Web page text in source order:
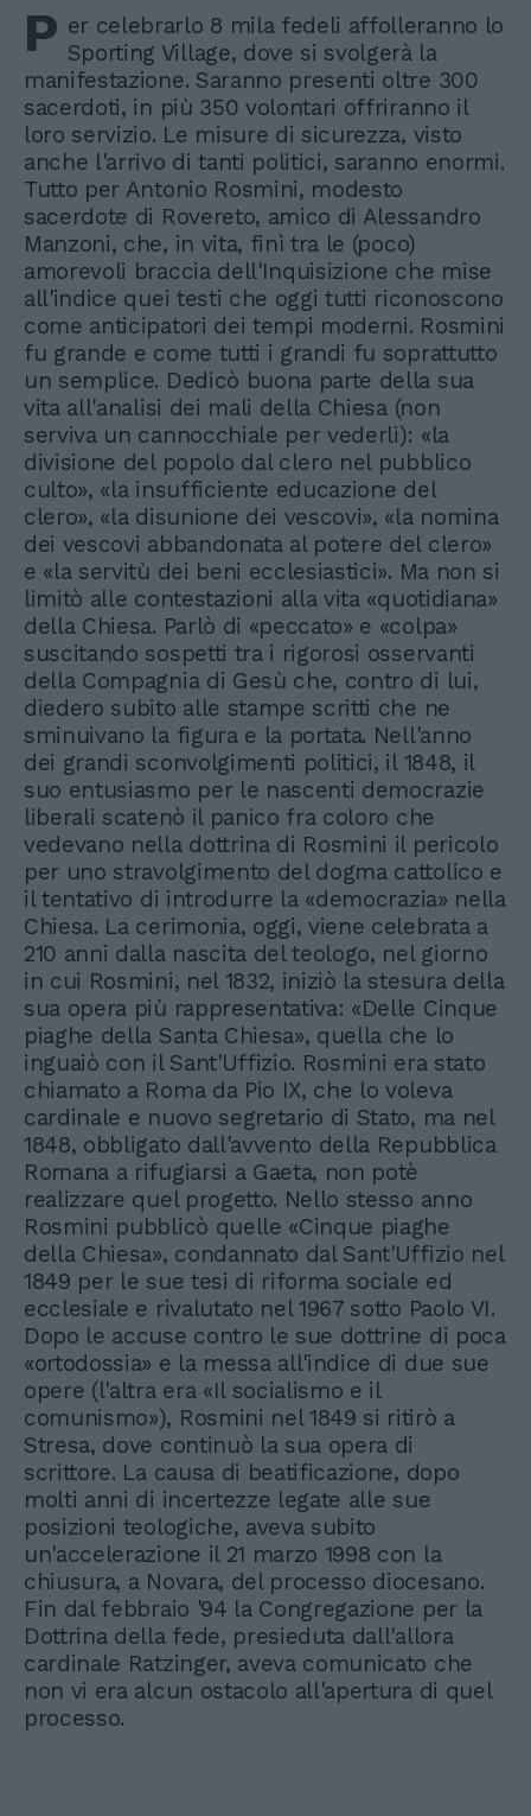
P er celebrarlo 8 mila fedeli affolleranno lo
Sporting Village, dove si svolgerà la
manifestazione. Saranno presenti oltre 300
sacerdoti, in più 350 volontari offriranno il
loro servizio. Le misure di sicurezza, visto
anche l'arrivo di tanti politici, saranno enormi.
Tutto per Antonio Rosmini, modesto
sacerdote di Rovereto, amico di Alessandro
Manzoni, che, in vita, finì tra le (poco)
amorevoli braccia dell'Inquisizione che mise
all'indice quei testi che oggi tutti riconoscono
come anticipatori dei tempi moderni. Rosmini
fu grande e come tutti i grandi fu soprattutto
un semplice. Dedicò buona parte della sua
vita all'analisi dei mali della Chiesa (non
serviva un cannocchiale per vederli): «la
divisione del popolo dal clero nel pubblico
culto», «la insufficiente educazione del
clero», «la disunione dei vescovi», «la nomina
dei vescovi abbandonata al potere del clero»
e «la servitù dei beni ecclesiastici». Ma non si
limitò alle contestazioni alla vita «quotidiana»
della Chiesa. Parlò di «peccato» e «colpa»
suscitando sospetti tra i rigorosi osservanti
della Compagnia di Gesù che, contro di lui,
diedero subito alle stampe scritti che ne
sminuivano la figura e la portata. Nell'anno
dei grandi sconvolgimenti politici, il 1848, il
suo entusiasmo per le nascenti democrazie
liberali scatenò il panico fra coloro che
vedevano nella dottrina di Rosmini il pericolo
per uno stravolgimento del dogma cattolico e
il tentativo di introdurre la «democrazia» nella
Chiesa. La cerimonia, oggi, viene celebrata a
210 anni dalla nascita del teologo, nel giorno
in cui Rosmini, nel 1832, iniziò la stesura della
sua opera più rappresentativa: «Delle Cinque
piaghe della Santa Chiesa», quella che lo
inguaiò con il Sant'Uffizio. Rosmini era stato
chiamato a Roma da Pio IX, che lo voleva
cardinale e nuovo segretario di Stato, ma nel
1848, obbligato dall'avvento della Repubblica
Romana a rifugiarsi a Gaeta, non potè
realizzare quel progetto. Nello stesso anno
Rosmini pubblicò quelle «Cinque piaghe
della Chiesa», condannato dal Sant'Uffizio nel
1849 per le sue tesi di riforma sociale ed
ecclesiale e rivalutato nel 1967 sotto Paolo VI.
Dopo le accuse contro le sue dottrine di poca
«ortodossia» e la messa all'indice di due sue
opere (l'altra era «Il socialismo e il
comunismo»), Rosmini nel 1849 si ritirò a
Stresa, dove continuò la sua opera di
scrittore. La causa di beatificazione, dopo
molti anni di incertezze legate alle sue
posizioni teologiche, aveva subito
un'accelerazione il 21 marzo 1998 con la
chiusura, a Novara, del processo diocesano.
Fin dal febbraio '94 la Congregazione per la
Dottrina della fede, presieduta dall'allora
cardinale Ratzinger, aveva comunicato che
non vi era alcun ostacolo all'apertura di quel
processo.